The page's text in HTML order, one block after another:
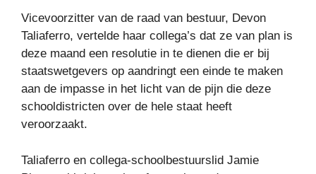
Vicevoorzitter van de raad van bestuur, Devon
Taliaferro, vertelde haar collega’s dat ze van plan is
deze maand een resolutie in te dienen die er bij
staatswetgevers op aandringt een einde te maken
aan de impasse in het licht van de pijn die deze
schooldistricten over de hele staat heeft
veroorzaakt.
Taliaferro en collega-schoolbestuurslid Jamie